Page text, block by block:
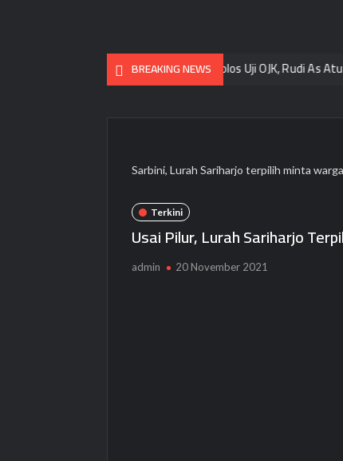
BREAKING NEWS
“Rawat, Rasa, Rupa” Lolos Uji OJK, Rudi As
Sarbini, Lurah Sariharjo terpilih minta
Terkini
Usai Pilur, Lurah Sariharjo
admin 20 November 2021